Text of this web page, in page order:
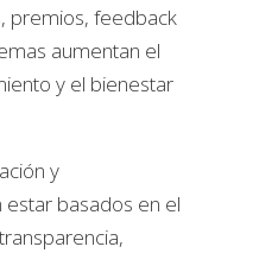
premios, feedback
aumentan el
y el bienestar
y
basados en el